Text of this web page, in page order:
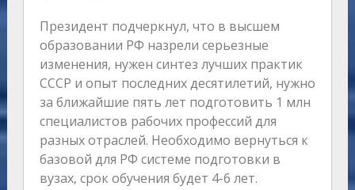
Президент подчеркнул, что в высшем
образовании РФ назрели серьезные
изменения, нужен синтез лучших практик
СССР и опыт последних десятилетий, нужно
за ближайшие пять лет подготовить 1 млн
специалистов рабочих профессий для
разных отраслей. Необходимо вернуться к
базовой для РФ системе подготовки в
вузах, срок обучения будет 4-6 лет.